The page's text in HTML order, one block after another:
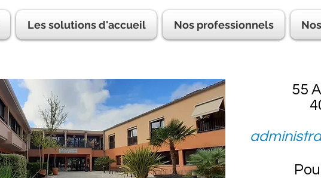
Les solutions d'accueil Nos professionnels
55